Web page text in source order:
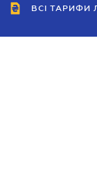
ВСІ ТАРИФИ